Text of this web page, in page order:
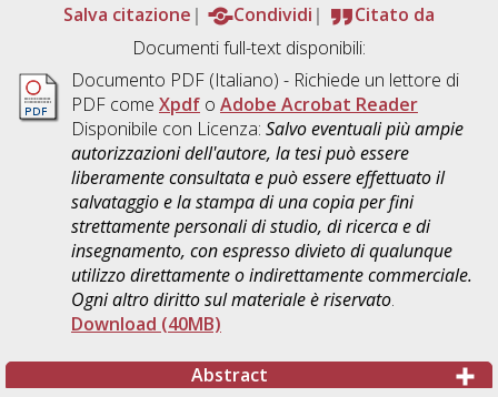
Salva citazione
Condividi
Citato da
Documenti full-text disponibili:
Documento PDF(Italiano) - Richiede un lettore di
PDF come Xpdfo Adobe Acrobat Reader
Disponibile con Licenza: Salvo eventuali più ampie
autorizzazioni dell'autore, la tesi può essere
liberamente consultata e può essere effettuato il
salvataggio e la stampa di una copia per fini
strettamente personali di studio, di ricerca e di
insegnamento, con espresso divieto di qualunque
utilizzo direttamente o indirettamente commerciale.
Ogni altro diritto sul materiale è riservato.
Download (40MB)
Abstract